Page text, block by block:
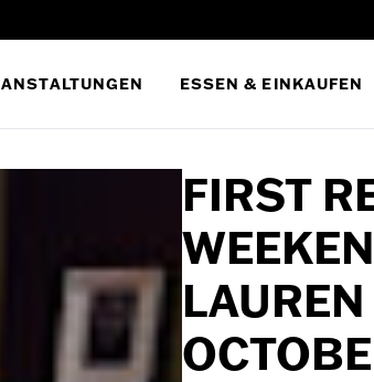
ESSEN & EINKAUFEN
FIRST